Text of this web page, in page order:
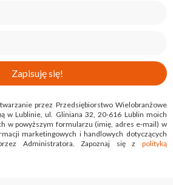
przez Przedsiębiorstwo Wielobranżowe
w Lublinie, ul. Gliniana 32, 20-616 Lublin moich
w powyższym formularzu (imię, adres e-mail) w
marketingowych i handlowych dotyczących
Administratora. Zapoznaj się z polityką
Zapisuję się!